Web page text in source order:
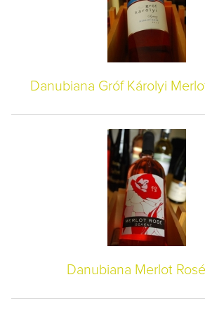
Danubiana Gróf Károlyi
Danubiana Merlot